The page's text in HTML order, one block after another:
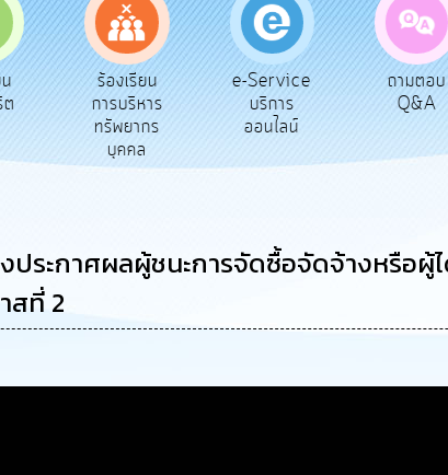
รียน
าร
ากร
e-Service
บริการ
ออนไลน์
ถามตอบ
Q&A
สำรวจ
พึงพอ
ประกาศผลผู้ชนะการจัดซื้อจัดจ้างหรือ
สที่ 2